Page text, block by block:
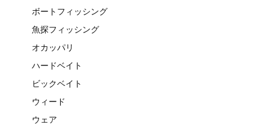
ボートフィッシング
魚探フィッシング
オカッパリ
ハードベイト
ビックベイト
ウィード
ウェア